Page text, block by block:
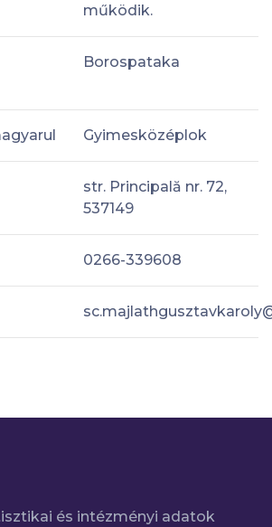
működik.
Borospataka
Gyimesközéplok
str. Principală nr. 72,
537149
0266-339608
és intézményi adatok